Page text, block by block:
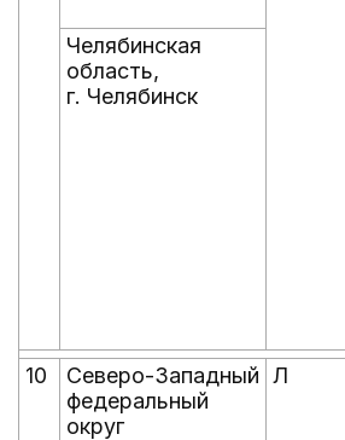
Челябинская
область,
г. Челябинск
10
Северо-Западный
федеральный
округ
Л